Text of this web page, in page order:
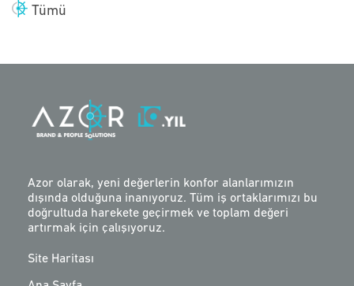
Tümü
Azor olarak, yeni değerlerin konfor alanlarımızın
dışında olduğuna inanıyoruz. Tüm iş ortaklarımızı bu
doğrultuda harekete geçirmek ve toplam değeri
artırmak için çalışıyoruz.
Site Haritası